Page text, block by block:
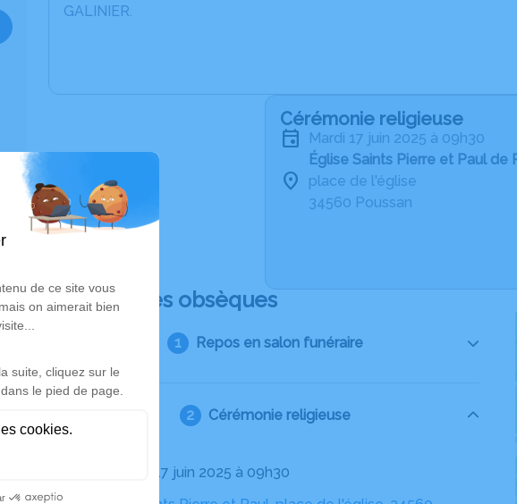
GALINIER.
Cérémonie religieuse
mardi 17 juin 2025 à 09h30
Église Saints Pierre et Paul de
place de l'église
34560 Poussan
Déroulé des obsèques
Repos en salon funéraire
Cérémonie religieuse
Le mardi 17 juin 2025 à 09h30